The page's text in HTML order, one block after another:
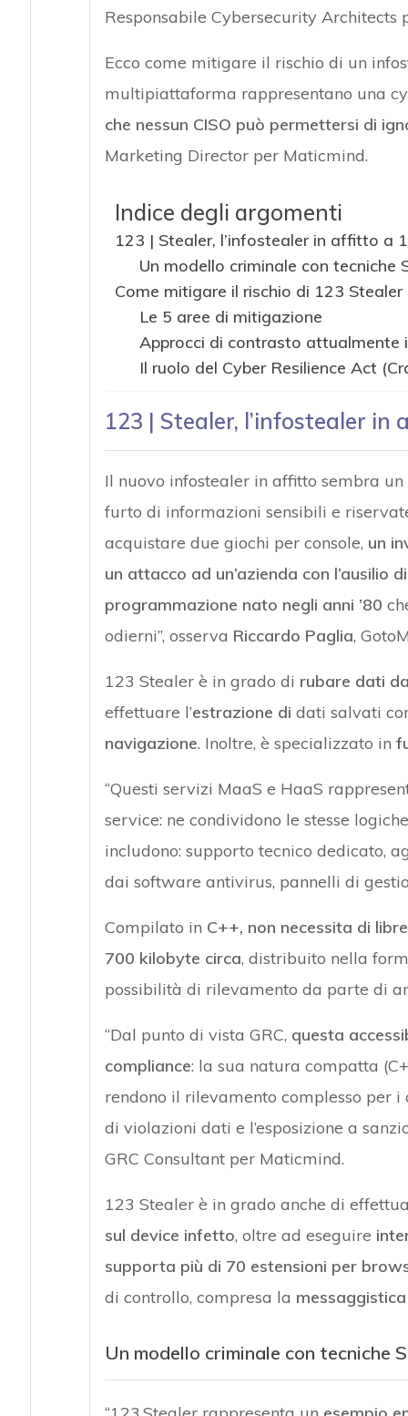
Responsabile Cybersecurity Architects
Ecco come mitigare il rischio di un
multipiattaforma rappresentano una
che nessun CISO può permettersi di
Marketing Director per Maticmind.
Indice degli argomenti
123 | Stealer, l’infostealer in affitto a
Un modello criminale con tecniche
Come mitigare il rischio di 123 Stealer
Le 5 aree di mitigazione
Approcci di contrasto attualmente
Il ruolo del Cyber Resilience Act
123 | Stealer, l’infostealer
Il nuovo infostealer in affitto sembra
furto di informazioni sensibili e
acquistare due giochi per console, un
un attacco ad un’azienda con
programmazione nato negli anni ’80
odierni”, osserva Riccardo Paglia,
123 Stealer è in grado di rubare dati
effettuare l’estrazione di dati salvati
navigazione. Inoltre, è specializzato in
“Questi servizi MaaS e HaaS
service: ne condividono le stesse
includono: supporto tecnico dedicato,
dai software antivirus, pannelli di
Compilato in C++, non necessita di
700 kilobyte circa, distribuito nella
possibilità di rilevamento da parte di
“Dal punto di vista GRC, questa
compliance: la sua natura compatta
rendono il rilevamento complesso per
di violazioni dati e l’esposizione a
GRC Consultant per Maticmind.
123 Stealer è in grado anche di
sul device infetto, oltre ad eseguire
supporta più di 70 estensioni per
di controllo, compresa la
Un modello criminale con tecniche